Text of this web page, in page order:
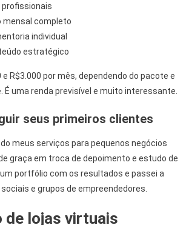
profissionais
mensal completo
individual
estratégico
e R$3.000 por mês, dependendo do pacote e
É uma renda previsível e muito interessante.
seus primeiros clientes
meus serviços para pequenos negócios
graça em troca de depoimento e estudo de
portfólio com os resultados e passei a
e grupos de empreendedores.
de lojas virtuais